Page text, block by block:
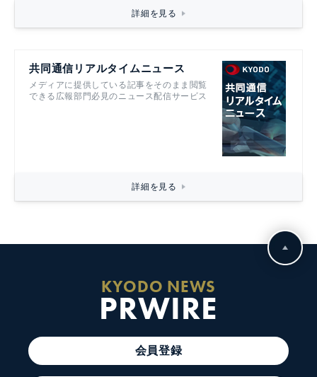
詳細を見る
共同通信リアルタイムニュース
メディアに提供している記事をそのまま閲覧
できる広報部門必見のニュース配信サービス
詳細を見る
KYODO NEWS
PRWIRE
会員登録